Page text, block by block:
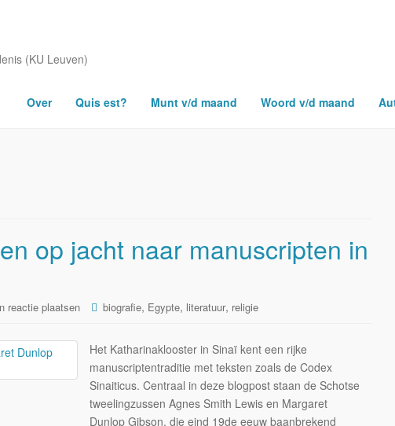
(KU Leuven)
Over Quis est? Munt v/d maand Woord v/d maand
op jacht naar manuscripten in
reactie plaatsen biografie, Egypte, literatuur, religie
Het Katharinaklooster in Sinaï kent een rijke
manuscriptentraditie met teksten zoals de Codex
Sinaiticus. Centraal in deze blogpost staan de Schotse
tweelingzussen Agnes Smith Lewis en Margaret
Dunlop Gibson, die eind 19de eeuw baanbrekend